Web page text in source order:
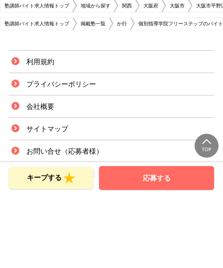
塾講師バイト求人情報トップ 地域から探す 関西 大阪府 大阪市 大阪市平野
塾講師バイト求人情報トップ 掲載塾一覧 か行 個別指導学院フリーステップのバイ
キープする 応募する
利用規約
プライバシーポリシー
会社概要
サイトマップ
お問い合せ（応募者様）
お問い合せ（採用ご担当者様）